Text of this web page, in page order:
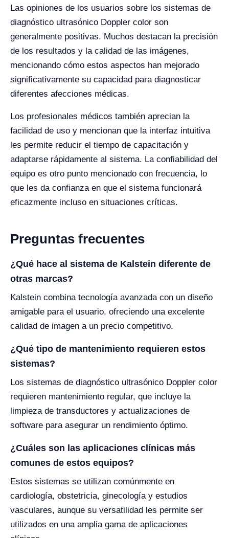
Las opiniones de los usuarios sobre los sistemas de
diagnóstico ultrasónico Doppler color son
generalmente positivas. Muchos destacan la precisión
de los resultados y la calidad de las imágenes,
mencionando cómo estos aspectos han mejorado
significativamente su capacidad para diagnosticar
diferentes afecciones médicas.
Los profesionales médicos también aprecian la
facilidad de uso y mencionan que la interfaz intuitiva
les permite reducir el tiempo de capacitación y
adaptarse rápidamente al sistema. La confiabilidad del
equipo es otro punto mencionado con frecuencia, lo
que les da confianza en que el sistema funcionará
eficazmente incluso en situaciones críticas.
Preguntas frecuentes
¿Qué hace al sistema de Kalstein diferente de
otras marcas?
Kalstein combina tecnología avanzada con un diseño
amigable para el usuario, ofreciendo una excelente
calidad de imagen a un precio competitivo.
¿Qué tipo de mantenimiento requieren estos
sistemas?
Los sistemas de diagnóstico ultrasónico Doppler color
requieren mantenimiento regular, que incluye la
limpieza de transductores y actualizaciones de
software para asegurar un rendimiento óptimo.
¿Cuáles son las aplicaciones clínicas más
comunes de estos equipos?
Estos sistemas se utilizan comúnmente en
cardiología, obstetricia, ginecología y estudios
vasculares, aunque su versatilidad les permite ser
utilizados en una amplia gama de aplicaciones